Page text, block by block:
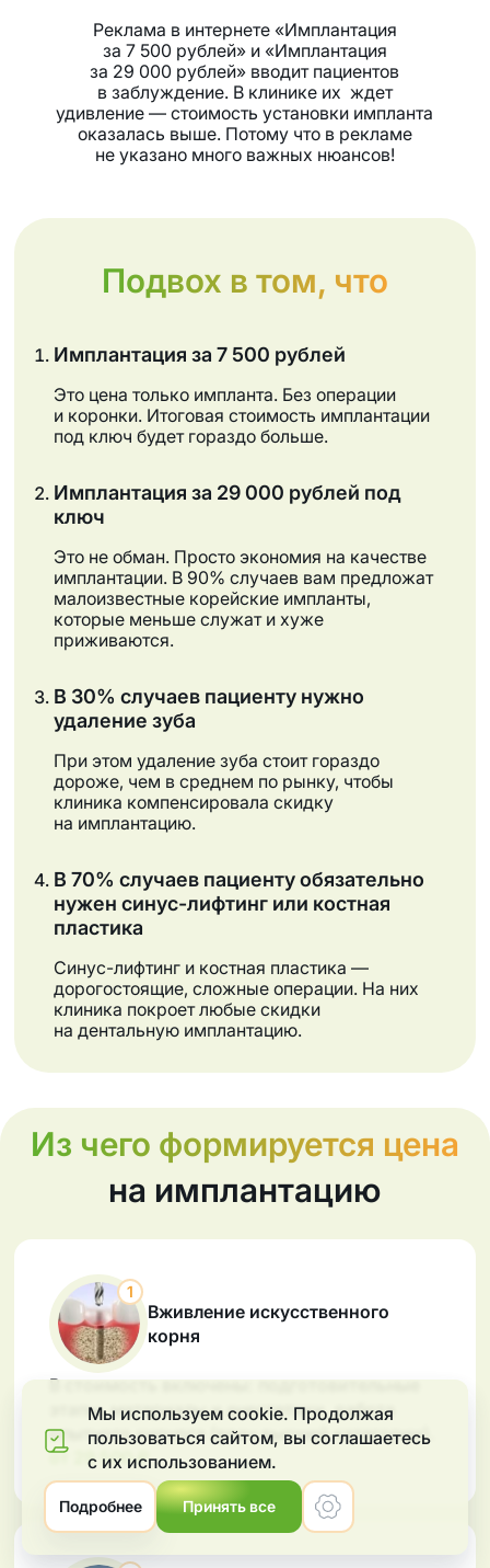
Реклама в интернете «Имплантация
за 7 500 рублей» и «Имплантация
за 29 000 рублей» вводит пациентов
в заблуждение. В клинике их ждет
удивление — стоимость установки импланта
оказалась выше. Потому что в рекламе
не указано много важных нюансов!
Подвох в том, что
Имплантация за 7 500 рублей
Это цена только импланта. Без операции
и коронки. Итоговая стоимость имплантации
под ключ будет гораздо больше.
Имплантация за 29 000 рублей под
ключ
Это не обман. Просто экономия на качестве
имплантации. В 90% случаев вам предложат
малоизвестные корейские импланты,
которые меньше служат и хуже
приживаются.
В 30% случаев пациенту нужно
удаление зуба
При этом удаление зуба стоит гораздо
дороже, чем в среднем по рынку, чтобы
клиника компенсировала скидку
на имплантацию.
В 70% случаев пациенту обязательно
нужен синус-лифтинг или костная
пластика
Синус-лифтинг и костная пластика —
дорогостоящие, сложные операции. На них
клиника покроет любые скидки
на дентальную имплантацию.
Из чего формируется цена
на имплантацию
1
Вживление искусственного
корня
В стоимость включены: подготовительные
этапы, материалы и анестетики, работа
опытного хирурга (врач высшей категории).
от 29 500руб.
₽
Мы используем cookie. Продолжая
пользоваться сайтом, вы соглашаетеcь
с их использованием.
Подробнее Принять все